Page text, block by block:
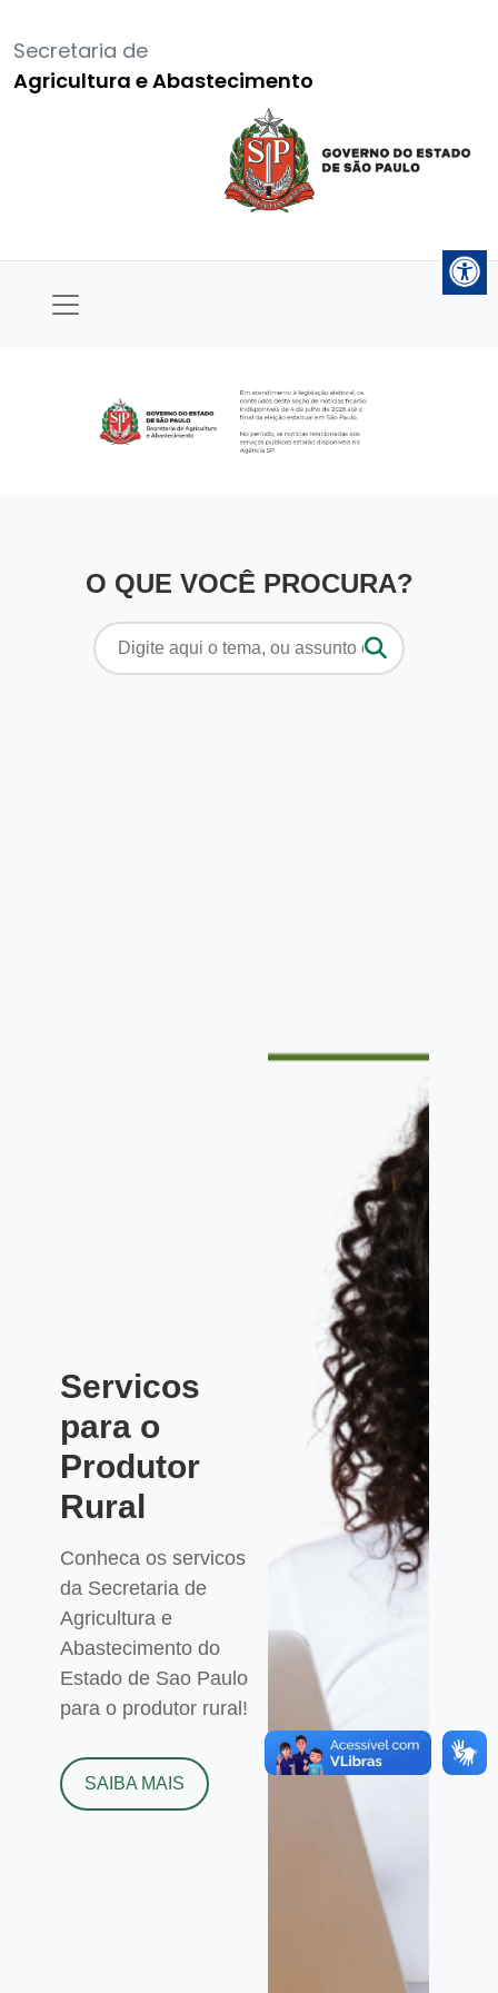
Secretaria de
Agricultura e Abastecimento
O QUE VOCÊ PROCURA?
Pesquisar
por:
Servicos
para o
Produtor
Rural
Conheca os servicos
da Secretaria de
Agricultura e
Abastecimento do
Estado de Sao Paulo
para o produtor rural!
SAIBA MAIS